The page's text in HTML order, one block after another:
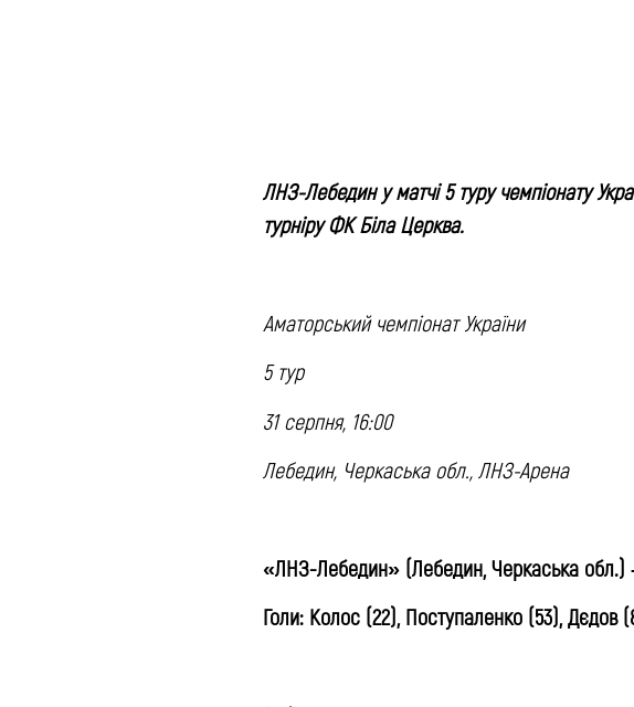
ЛНЗ-Лебедин у матчі 5 туру чемпіонату
турніру ФК Біла Церква.
Аматорський чемпіонат України
5 тур
31 серпня, 16:00
Лебедин, Черкаська обл., ЛНЗ-Арена
«ЛНЗ-Лебедин» (Лебедин, Черкаська
Голи: Колос (22), Поступаленко (53), Дєдов